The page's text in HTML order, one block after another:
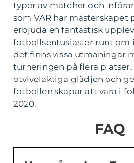
typer av matcher och
som VAR har mästerskapet
erbjuda en fantastisk
fotbollsentusiaster runt om
det finns vissa utmaningar
turneringen på flera
otvivelaktiga glädjen och
fotbollen skapar att vara i
2020.
FAQ